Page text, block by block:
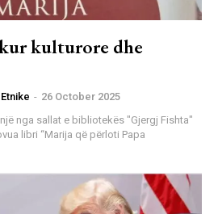
kulturore dhe
- 26 October 2025
libri “Marija që përloti Papa